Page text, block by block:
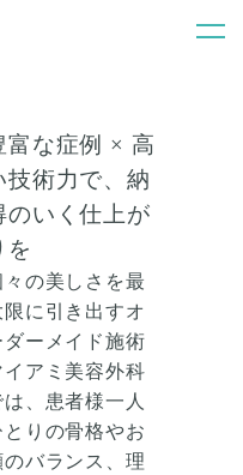
富な症例 × 高
技術力で、納
のいく仕上が
を
々の美しさを最
限に引き出すオ
ダーメイド施術
イアミ美容外科
は、患者様一人
とりの骨格やお
のバランス、理